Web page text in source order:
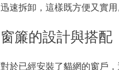
迅速拆卸，這樣既方便又實用
窗簾的設計與搭配
對於已經安裝了貓網的窗戶